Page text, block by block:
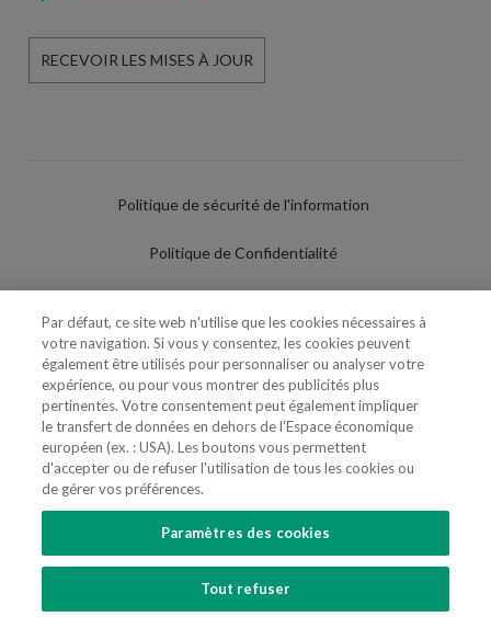
RECEVOIR LES MISES À JOUR
Politique de sécurité de l'information
Politique de Confidentialité
Politique de Cookies
Paramètres des cookies
Utilisation Frauduleuse du Nom/Brand
SUIVEZ-NOUS
Par défaut, ce site web n'utilise que les cookies nécessaires à
votre navigation. Si vous y consentez, les cookies peuvent
également être utilisés pour personnaliser ou analyser votre
expérience, ou pour vous montrer des publicités plus
pertinentes. Votre consentement peut également impliquer
le transfert de données en dehors de l'Espace économique
européen (ex. : USA). Les boutons vous permettent
d'accepter ou de refuser l'utilisation de tous les cookies ou
de gérer vos préférences.
Paramètres des cookies
Tout refuser